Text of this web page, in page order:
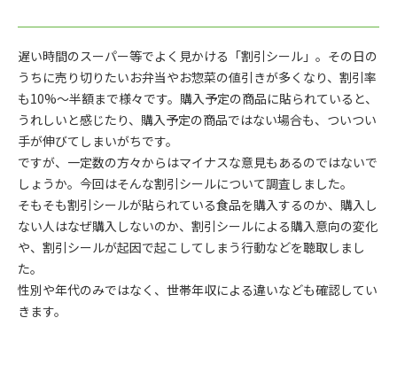
遅い時間のスーパー等でよく見かける「割引シール」。その日の
うちに売り切りたいお弁当やお惣菜の値引きが多くなり、割引率
も10%～半額まで様々です。購入予定の商品に貼られていると、
うれしいと感じたり、購入予定の商品ではない場合も、ついつい
手が伸びてしまいがちです。
ですが、一定数の方々からはマイナスな意見もあるのではないで
しょうか。今回はそんな割引シールについて調査しました。
そもそも割引シールが貼られている食品を購入するのか、購入し
ない人はなぜ購入しないのか、割引シールによる購入意向の変化
や、割引シールが起因で起こしてしまう行動などを聴取しまし
た。
性別や年代のみではなく、世帯年収による違いなども確認してい
きます。